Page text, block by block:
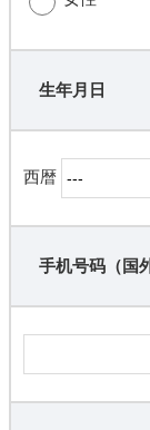
生年月日
西暦
手机号码（国